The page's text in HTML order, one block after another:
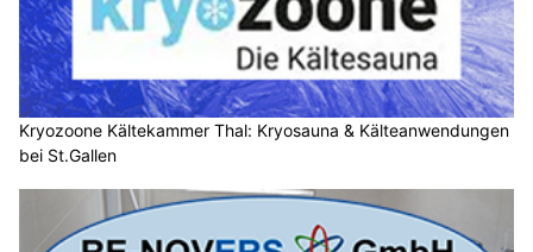
Kryozoone Kältekammer Thal: Kryosauna & Kälteanwendungen
bei St.Gallen